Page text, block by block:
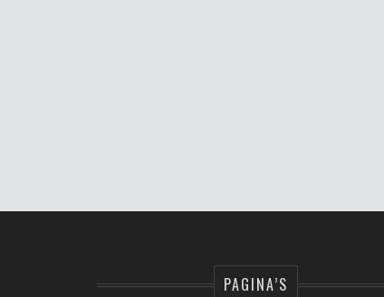
PAGINA’S